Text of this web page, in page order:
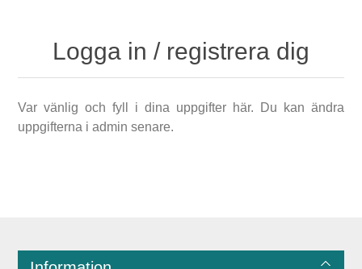
Logga in / registrera dig
Var vänlig och fyll i dina uppgifter här. Du kan ändra
uppgifterna i admin senare.